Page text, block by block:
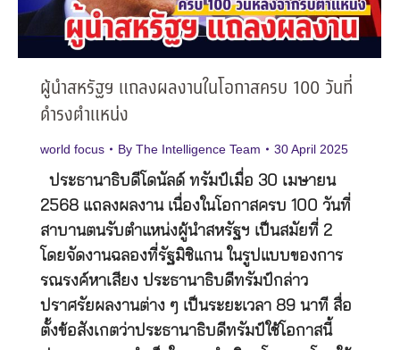
ผู้นำสหรัฐฯ แถลงผลงานในโอกาสครบ 100 วันที่
ดำรงตำแหน่ง
world focus By The Intelligence Team 30 April 2025
ประธานาธิบดีโดนัลด์ ทรัมป์เมื่อ 30 เมษายน
2568 แถลงผลงาน เนื่องในโอกาสครบ 100 วันที่
สาบานตนรับตำแหน่งผู้นำสหรัฐฯ เป็นสมัยที่ 2
โดยจัดงานฉลองที่รัฐมิชิแกน ในรูปแบบของการ
รณรงค์หาเสียง ประธานาธิบดีทรัมป์กล่าว
ปราศรัยผลงานต่าง ๆ เป็นระยะเวลา 89 นาที สื่อ
ตั้งข้อสังเกตว่าประธานาธิบดีทรัมป์ใช้โอกาสนี้